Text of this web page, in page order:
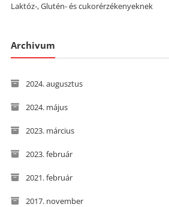
Laktóz-, Glutén- és cukorérzékenyeknek
Archivum
2024. augusztus
2024. május
2023. március
2023. február
2021. február
2017. november